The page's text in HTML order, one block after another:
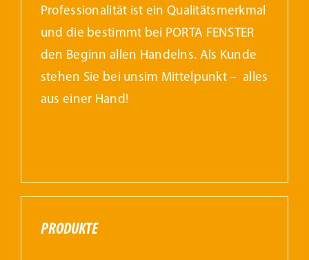
Professionalität ist ein Qualitätsmerkmal
und die bestimmt bei PORTA FENSTER
den Beginn allen Handelns. Als Kunde
stehen Sie bei unsim Mittelpunkt – alles
aus einer Hand!
PRODUKTE